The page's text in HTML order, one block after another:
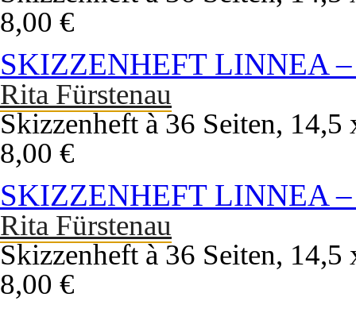
8,00 €
SKIZZENHEFT LINNEA
Rita Fürstenau
Skizzenheft à 36 Seiten,
8,00 €
SKIZZENHEFT LINNEA
Rita Fürstenau
Skizzenheft à 36 Seiten,
8,00 €